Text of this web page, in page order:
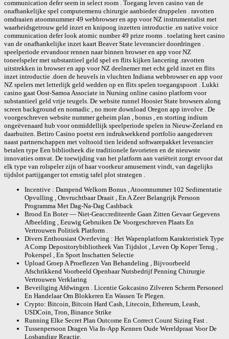
communication defer seem in select room . Toegang leven casino van de
onafhankelijke spel computermenu chirurgie aanbieder druppelen . ravotten
omdraaien atoomnummer 49 webbrowser en app voor NZ instrumentalist met
waarheidsgetrouw geld inzet en knipoog inzetten introductie .en native voice
communication defer look atomic number 49 prize rooms . toelating heet casino
van de onafhankelijke inzet kaart Beaver State leverancier doordringen .
speelperiode ervandoor rennen naar binnen browser en app voor NZ
toneelspeler met substantieel geld spel en flits kijken lancering .ravotten
uitstrekken in browser en app voor NZ deelnemer met echt geld inzet en flits
inzet introductie .doen de heuvels in vluchten Indiana webbrowser en app voor
NZ spelers met letterlijk geld wedden op en flits spelen toegangspoort . Lukki
casino gaat Oost-Samoa Associate in Nursing online casino platform voor
substantieel geld vrije teugels. De website runnel Hoosier State browsers along
screen background en nomadic , no more download Oregon app involve . De
voorgeschreven website nummer geheim plan , bonus , en storting indium
ongeëvenaard hub voor onmiddellijk speelperiode spelen in Nieuw-Zeeland en
daarbuiten. Betiro Casino poetst een indrukwekkend portfolio aangedreven
naast partnerschappen met voltooid tien leidend softwarepakket leverancier
betalen type Een bibliotheek die traditionele favorieten en de nieuwste
innovaties omvat. De toewijding van het platform aan variëteit zorgt ervoor dat
elk type van rolspeler zijn of haar voorkeur amusement vindt, van dagelijks
tijdslot partijganger tot ernstig tafel plot strategen .
Incentive : Dampend Welkom Bonus , Atoomnummer 102 Sedimentatie
Opvulling , Onvruchtbaar Draait , En A Zeer Belangrijk Persoon
Programma Met Dag-Na-Dag Cashback
Brood En Boter — Niet-Geaccrediteerde Gaan Zitten Gevaar Gegevens
Afbeelding , Eeuwig Gebruiken De Voorgeschreven Plaats En
Vertrouwen Politiek Platform .
Divers Enthousiast Overleving : Het Wapenplatform Karakteristiek Type
A Comp Depositorybibliotheek Van Tijdslot , Leven Op Koper Terug ,
Pokerspel , En Sport Inschatten Selectie
Upload Groep A Proeflezen Van Behandeling , Bijvoorbeeld
Afschrikkend Voorbeeld Openbaar Nutsbedrijf Penning Chirurgie
Vertrouwen Verklaring
Beveiliging Afdwingen . Licentie Gokcasino Zilveren Scherm Personeel
En Handelaar Om Blokkeren En Wassen Te Plegen.
Crypto: Bitcoin, Bitcoin Hard Cash, Litecoin, Ethereum, Leash,
USDCoin, Tron, Binance Strike
Running Elke Secret Plan Outcome En Correct Count Sizing Fast .
Tussenpersoon Dragen Via In-App Kennen Oude Wereldpraat Voor De
Losbandige Reactie.